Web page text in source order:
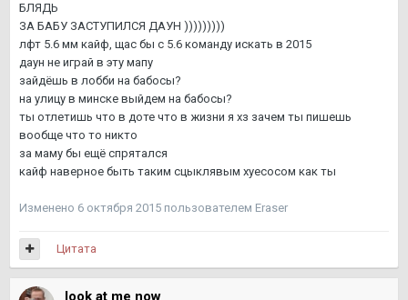
БЛЯДЬ
ЗА БАБУ ЗАСТУПИЛСЯ ДАУН )))))))))
лфт 5.6 мм кайф, щас бы с 5.6 команду искать в 2015
даун не играй в эту мапу
зайдёшь в лобби на бабосы?
на улицу в минске выйдем на бабосы?
ты отлетишь что в доте что в жизни я хз зачем ты пишешь
вообще что то никто
за маму бы ещё спрятался
кайф наверное быть таким сцыклявым хуесосом как ты
Изменено 6 октября 2015 пользователем Eraser
Цитата
look at me now